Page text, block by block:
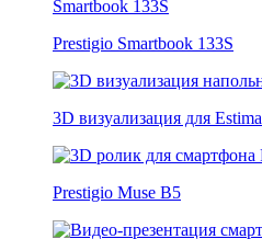
Prestigio Smartbook 133S
3D визуализация для Estima
Prestigio Muse B5